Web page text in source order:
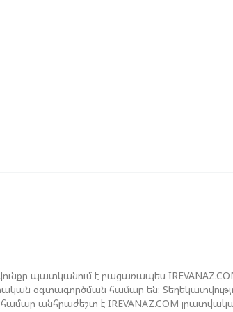
պատկանում է բացառապես
օգտագործման համար են։
անհրաժեշտ է IREVANAZ.COM